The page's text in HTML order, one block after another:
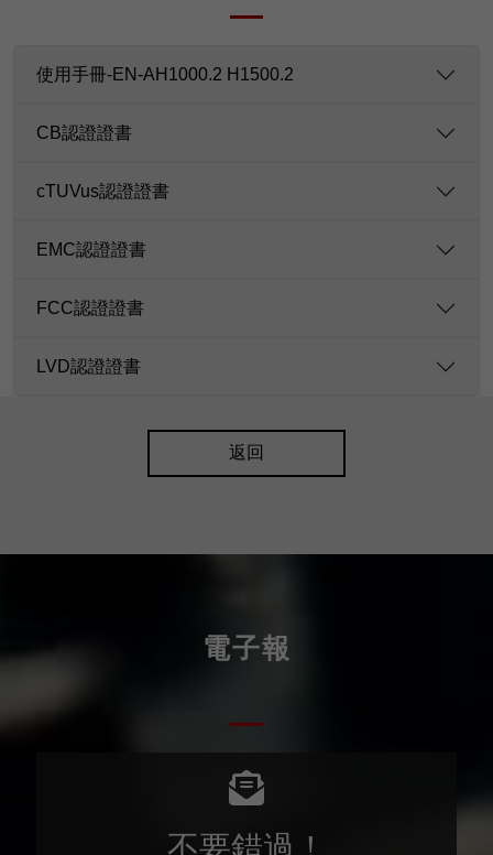
使用手冊-EN-AH1000.2 H1500.2
CB認證證書
cTUVus認證證書
EMC認證證書
FCC認證證書
LVD認證證書
返回
電子報
不要錯過！